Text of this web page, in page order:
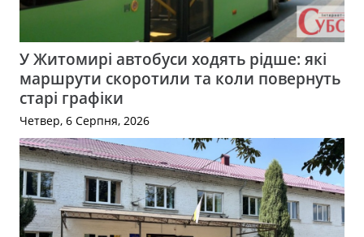
У Житомирі автобуси ходять рідше: які
маршрути скоротили та коли повернуть
старі графіки
Четвер, 6 Серпня, 2026